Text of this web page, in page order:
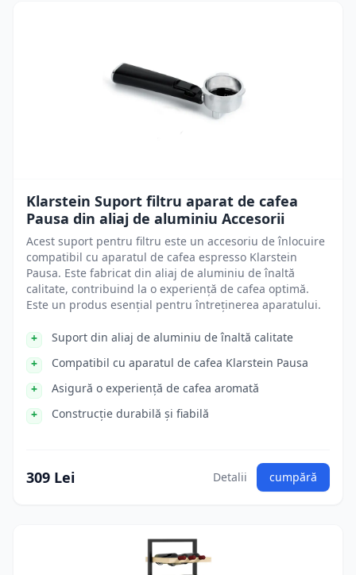
Klarstein Suport filtru aparat de cafea
Pausa din aliaj de aluminiu Accesorii
Acest suport pentru filtru este un accesoriu de înlocuire
compatibil cu aparatul de cafea espresso Klarstein
Pausa. Este fabricat din aliaj de aluminiu de înaltă
calitate, contribuind la o experiență de cafea optimă.
Este un produs esențial pentru întreținerea aparatului.
Suport din aliaj de aluminiu de înaltă calitate
Compatibil cu aparatul de cafea Klarstein Pausa
Asigură o experiență de cafea aromată
Construcție durabilă și fiabilă
309 Lei Detalii cumpără